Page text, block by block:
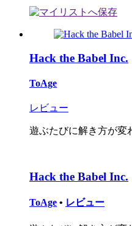
Hack the Babel Inc.
ToAge
レビュー
遊ぶたびに解き方が変
Hack the Babel Inc.
ToAge • レビュー